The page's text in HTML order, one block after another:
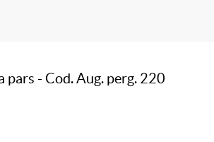
- Cod. Aug. perg. 220